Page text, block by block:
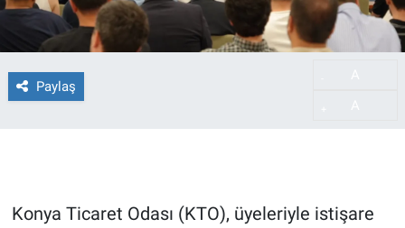
Paylaş
Konya Ticaret Odası (KTO), üyeleriyle istişare